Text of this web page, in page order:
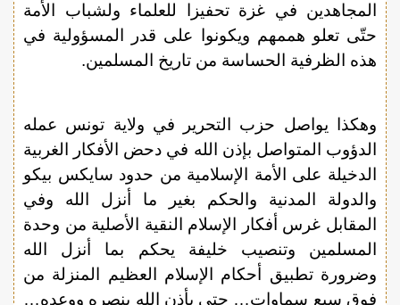
المجاهدين في غزة تحفيزا للعلماء ولشباب الأمة
حتّى تعلو هممهم ويكونوا على قدر المسؤولية في
هذه الظرفية الحساسة من تاريخ المسلمين.
وهكذا يواصل حزب التحرير في ولاية تونس عمله
الدؤوب المتواصل بإذن الله في دحض الأفكار الغربية
الدخيلة على الأمة الإسلامية من حدود سايكس بيكو
والدولة المدنية والحكم بغير ما أنزل الله وفي
المقابل غرس أفكار الإسلام النقية الأصلية من وحدة
المسلمين وتنصيب خليفة يحكم بما أنزل الله
وضرورة تطبيق أحكام الإسلام العظيم المنزلة من
فوق سبع سماوات… حتى يأذن الله بنصره ووعده…